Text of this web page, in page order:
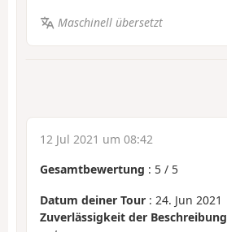
Maschinell übersetzt
12 Jul 2021 um 08:42
Gesamtbewertung : 5 / 5
Datum deiner Tour : 24. Jun 2021
Zuverlässigkeit der Beschreibung